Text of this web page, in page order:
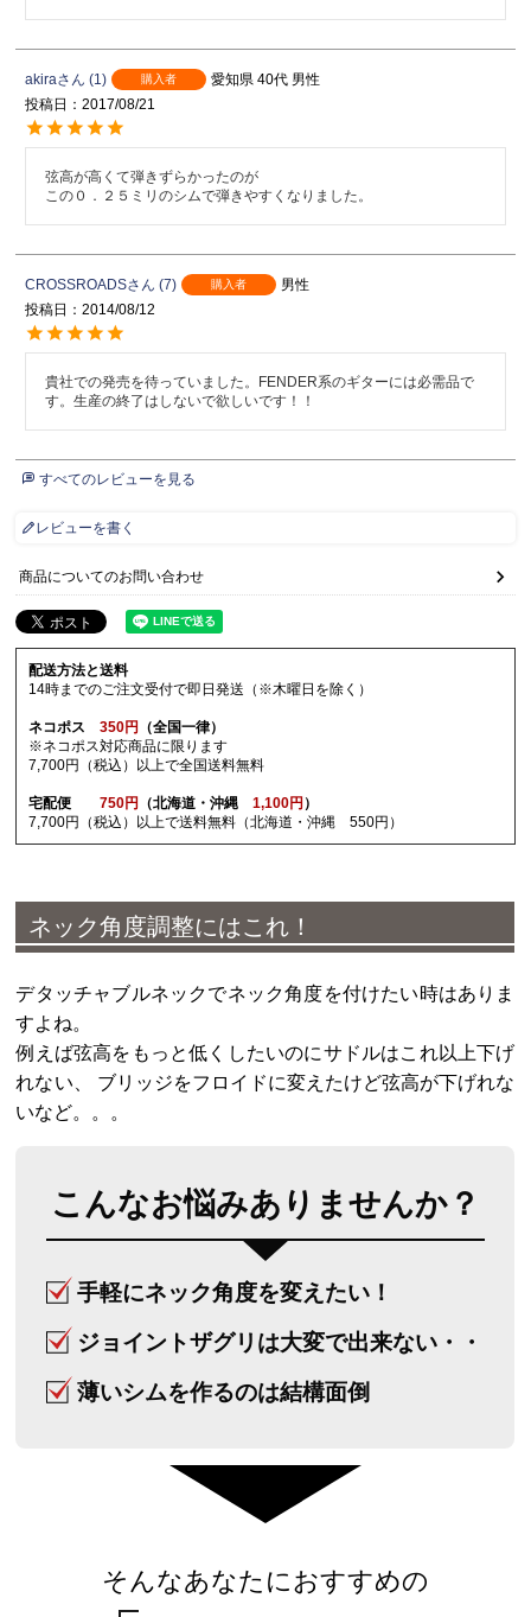
akira 1 購入者 愛知県 40代 男性
投稿日
2017/08/21
弦高が高くて弾きずらかったのが
この０．２５ミリのシムで弾きやすくなりました。
CROSSROADS 7 購入者
男性
投稿日
2014/08/12
貴社での発売を待っていました。FENDER系のギターには必需品で
す。生産の終了はしないで欲しいです！！
すべてのレビューを見る
レビューを書く
商品についてのお問い合わせ
配送方法と送料
14時までのご注文受付で即日発送（※木曜日を除く）
ネコポス350円
（全国一律）
※ネコポス対応商品に限ります
7,700円（税込）以上で全国送料無料
宅配便750円 （北海道・沖縄1,100円 ）
7,700円（税込）以上で送料無料（北海道・沖縄 550円）
ネック角度調整にはこれ！
デタッチャブルネックでネック角度を付けたい時はありま
すよね。
例えば弦高をもっと低くしたいのにサドルはこれ以上下げ
れない、 ブリッジをフロイドに変えたけど弦高が下げれな
いなど。。。
こんなお悩みありませんか？
手軽にネック角度を変えたい！
ジョイントザグリは大変で出来ない・・
薄いシムを作るのは結構面倒
そんなあなたにおすすめの